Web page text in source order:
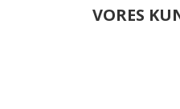
VORES